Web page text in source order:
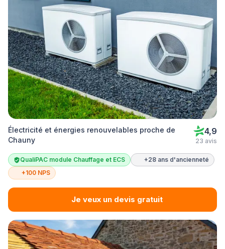
Électricité et énergies renouvelables proche de
Chauny
4,9
23 avis
QualiPAC module Chauffage et ECS
+28 ans d'ancienneté
+100 NPS
Je veux un devis gratuit